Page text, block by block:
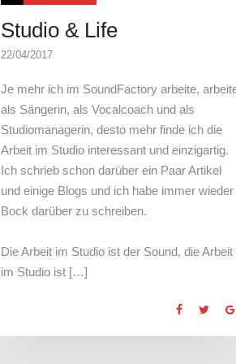
Studio & Life
22/04/2017
Je mehr ich im SoundFactory arbeite,
als Sängerin, als Vocalcoach und als
Studiomanagerin, desto mehr finde ich die
Arbeit im Studio interessant und einzigartig.
Ich schrieb schon darüber ein Paar Artikel
und einige Blogs und ich habe immer wieder
Bock darüber zu schreiben.
Die Arbeit im Studio ist der Sound, die Arbeit
im Studio ist […]